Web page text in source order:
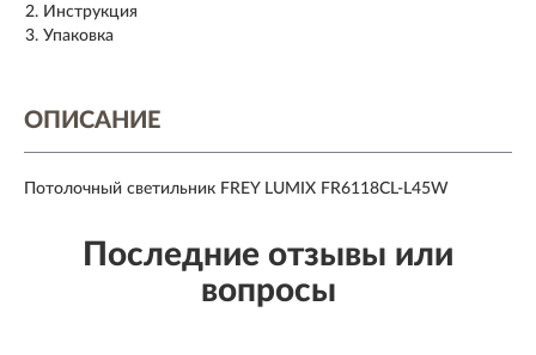
Инструкция
Упаковка
ОПИСАНИЕ
Потолочный светильник FREY LUMIX FR6118CL-L45W
Последние отзывы или
вопросы